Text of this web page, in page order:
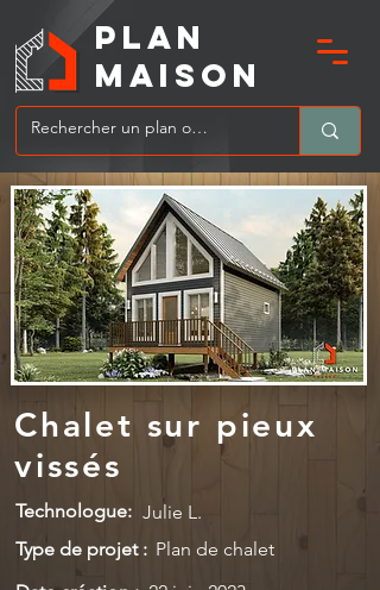
MAIsoN
PLAN
Chalet sur pieux
vissés
Technologue: Julie L.
Type de projet : Plan de chalet